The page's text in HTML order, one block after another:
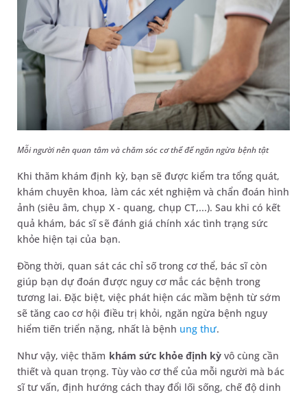
Mỗi người nên quan tâm và chăm sóc cơ thể để ngăn ngừa bệnh tật
Khi thăm khám định kỳ, bạn sẽ được kiểm tra tổng quát,
khám chuyên khoa, làm các xét nghiệm và chẩn đoán hình
ảnh (siêu âm, chụp X - quang, chụp CT,...). Sau khi có kết
quả khám, bác sĩ sẽ đánh giá chính xác tình trạng sức
khỏe hiện tại của bạn.
Đồng thời, quan sát các chỉ số trong cơ thể, bác sĩ còn
giúp bạn dự đoán được nguy cơ mắc các bệnh trong
tương lai. Đặc biệt, việc phát hiện các mầm bệnh từ sớm
sẽ tăng cao cơ hội điều trị khỏi, ngăn ngừa bệnh nguy
hiểm tiến triển nặng, nhất là bệnh ung thư.
Như vậy, việc thăm khám sức khỏe định kỳ vô cùng cần
thiết và quan trọng. Tùy vào cơ thể của mỗi người mà bác
sĩ tư vấn, định hướng cách thay đổi lối sống, chế độ dinh